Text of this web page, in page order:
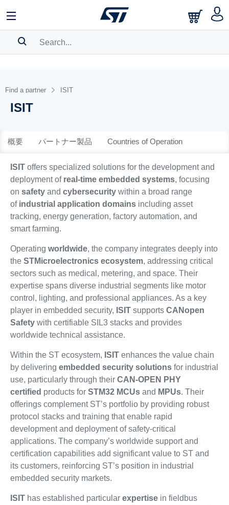
BOOKMARK
Please
English
Find a partner ISIT
ISIT
概要 パートナー製品 Countries of Operation
ISIToffers specialized solutions for the development and
deployment of real-time embedded systems, focusing
on safetyand cybersecuritywithin a broad range
of industrial application domainsincluding asset
tracking, energy generation, factory automation, and
smart farming.
Operating worldwide, the company integrates deeply into
the STMicroelectronics ecosystem, addressing critical
sectors such as medical, metering, and space. Their
expertise spans diverse industrial segments like motor
control, lighting, and professional appliances. As a key
player in embedded security, ISITsupports CANopen
Safetywith certifiable SIL3 stacks and provides
worldwide technical assistance.
Within the ST ecosystem, ISITenhances the value chain
by delivering embedded security solutionsfor industrial
use, particularly through their CAN-OPEN PHY
certified products for STM32 MCUsand MPUs. Their
offerings complement ST’s portfolio by providing robust
protocol stacks and training that enable rapid
development and deployment of safety-critical
applications. The company’s worldwide support and
certification capabilities add significant value to ST and
its customers, reinforcing ST’s position in industrial
embedded security markets.
ISIThas established particular expertisein fieldbus